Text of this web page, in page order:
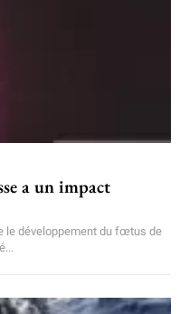
a un impact
le développement du fœtus de